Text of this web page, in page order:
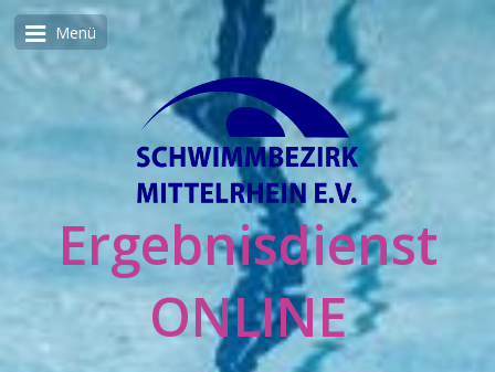
Menü
Ergebnisdienst
ONLINE